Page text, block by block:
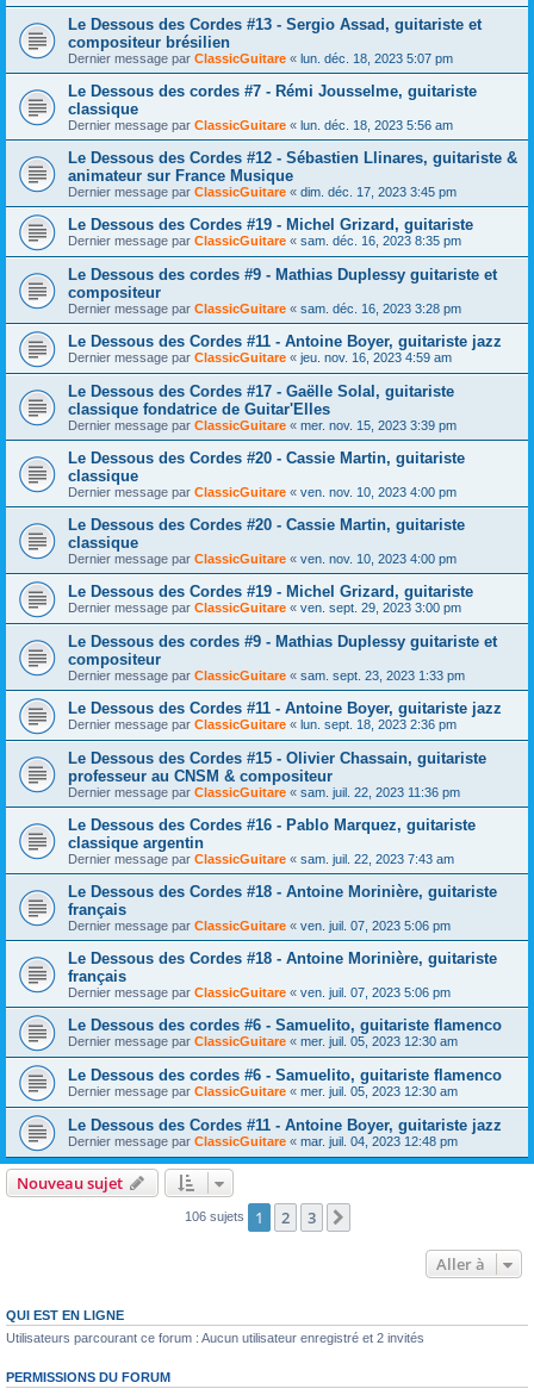
Le Dessous des Cordes #13 - Sergio Assad, guitariste et
compositeur brésilien
Dernier message par ClassicGuitare « lun. déc. 18, 2023 5:07 pm
Le Dessous des cordes #7 - Rémi Jousselme, guitariste
classique
Dernier message par ClassicGuitare « lun. déc. 18, 2023 5:56 am
Le Dessous des Cordes #12 - Sébastien Llinares, guitariste &
animateur sur France Musique
Dernier message par ClassicGuitare « dim. déc. 17, 2023 3:45 pm
Le Dessous des Cordes #19 - Michel Grizard, guitariste
Dernier message par ClassicGuitare « sam. déc. 16, 2023 8:35 pm
Le Dessous des cordes #9 - Mathias Duplessy guitariste et
compositeur
Dernier message par ClassicGuitare « sam. déc. 16, 2023 3:28 pm
Le Dessous des Cordes #11 - Antoine Boyer, guitariste jazz
Dernier message par ClassicGuitare « jeu. nov. 16, 2023 4:59 am
Le Dessous des Cordes #17 - Gaëlle Solal, guitariste
classique fondatrice de Guitar'Elles
Dernier message par ClassicGuitare « mer. nov. 15, 2023 3:39 pm
Le Dessous des Cordes #20 - Cassie Martin, guitariste
classique
Dernier message par ClassicGuitare « ven. nov. 10, 2023 4:00 pm
Le Dessous des Cordes #20 - Cassie Martin, guitariste
classique
Dernier message par ClassicGuitare « ven. nov. 10, 2023 4:00 pm
Le Dessous des Cordes #19 - Michel Grizard, guitariste
Dernier message par ClassicGuitare « ven. sept. 29, 2023 3:00 pm
Le Dessous des cordes #9 - Mathias Duplessy guitariste et
compositeur
Dernier message par ClassicGuitare « sam. sept. 23, 2023 1:33 pm
Le Dessous des Cordes #11 - Antoine Boyer, guitariste jazz
Dernier message par ClassicGuitare « lun. sept. 18, 2023 2:36 pm
Le Dessous des Cordes #15 - Olivier Chassain, guitariste
professeur au CNSM & compositeur
Dernier message par ClassicGuitare « sam. juil. 22, 2023 11:36 pm
Le Dessous des Cordes #16 - Pablo Marquez, guitariste
classique argentin
Dernier message par ClassicGuitare « sam. juil. 22, 2023 7:43 am
Le Dessous des Cordes #18 - Antoine Morinière, guitariste
français
Dernier message par ClassicGuitare « ven. juil. 07, 2023 5:06 pm
Le Dessous des Cordes #18 - Antoine Morinière, guitariste
français
Dernier message par ClassicGuitare « ven. juil. 07, 2023 5:06 pm
Le Dessous des cordes #6 - Samuelito, guitariste flamenco
Dernier message par ClassicGuitare « mer. juil. 05, 2023 12:30 am
Le Dessous des cordes #6 - Samuelito, guitariste flamenco
Dernier message par ClassicGuitare « mer. juil. 05, 2023 12:30 am
Le Dessous des Cordes #11 - Antoine Boyer, guitariste jazz
Dernier message par ClassicGuitare « mar. juil. 04, 2023 12:48 pm
Nouveau sujet
106 sujets 1 2 3
Aller à
QUI EST EN LIGNE
Utilisateurs parcourant ce forum : Aucun utilisateur enregistré et 2 invités
PERMISSIONS DU FORUM